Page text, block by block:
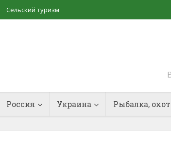
Сельский туризм
Россия Украина Рыбалка,